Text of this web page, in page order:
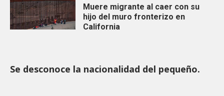
Muere migrante al caer con su
hijo del muro fronterizo en
California
Se desconoce la nacionalidad del pequeño.